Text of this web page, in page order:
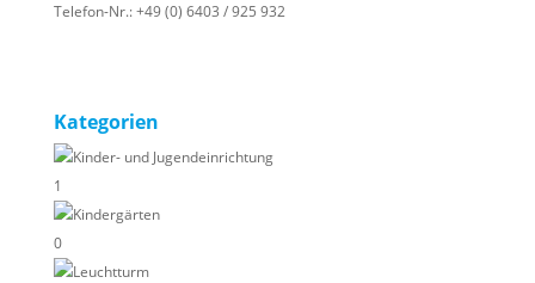
Telefon-Nr.:+49 (0) 6403 / 925 932
Kategorien
Kinder- und Jugendeinrichtung
1
Kindergärten
0
Leuchtturm